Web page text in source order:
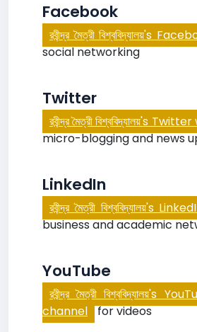
Facebook
রবীন্দ্র মৈত্রী বিশ্ববিদ্যালয়'s
social networking
Twitter
রবীন্দ্র মৈত্রী বিশ্ববিদ্যালয়'s
micro-blogging and news
LinkedIn
রবীন্দ্র মৈত্রী বিশ্ববিদ্যালয়'s
business and academic
YouTube
রবীন্দ্র মৈত্রী বিশ্ববিদ্যালয়'s
channel for videos